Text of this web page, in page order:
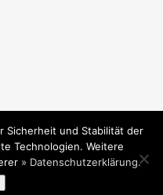
Sicherheit und Stabilität der
Technologien. Weitere
» Datenschutzerklärung.